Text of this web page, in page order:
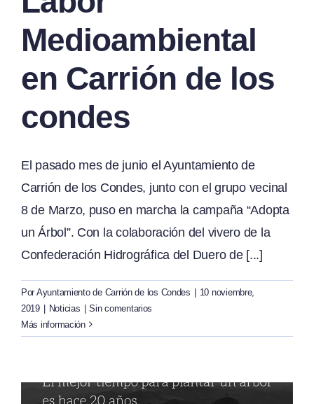
Medioambiental
en Carrión de los
condes
El pasado mes de junio el Ayuntamiento de
Carrión de los Condes, junto con el grupo vecinal
8 de Marzo, puso en marcha la campaña “Adopta
un Árbol”. Con la colaboración del vivero de la
Confederación Hidrográfica del Duero de [...]
Por Ayuntamiento de Carrión de los Condes
10 noviembre,
2019
Noticias
Sin comentarios
Más información